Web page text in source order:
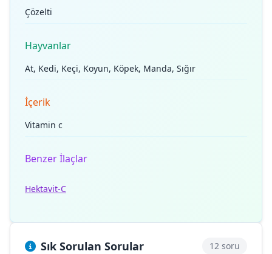
Çözelti
Hayvanlar
At, Kedi, Keçi, Koyun, Köpek, Manda, Sığır
İçerik
Vitamin c
Benzer İlaçlar
Hektavit-C
Sık Sorulan Sorular 12 soru